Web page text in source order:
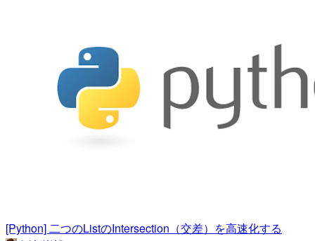
[Python] 二つのListのIntersection（交差）を高速化する